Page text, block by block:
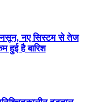
नए सिस्टम से तेज
हुई है बारिश